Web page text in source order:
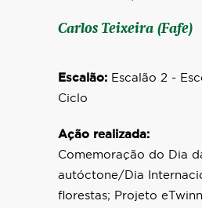
Carlos Teixeira (Fafe)
Escalão: Escalão 2 -
Ciclo
Ação realizada:
Comemoração do Dia
autóctone/Dia
florestas; Projeto